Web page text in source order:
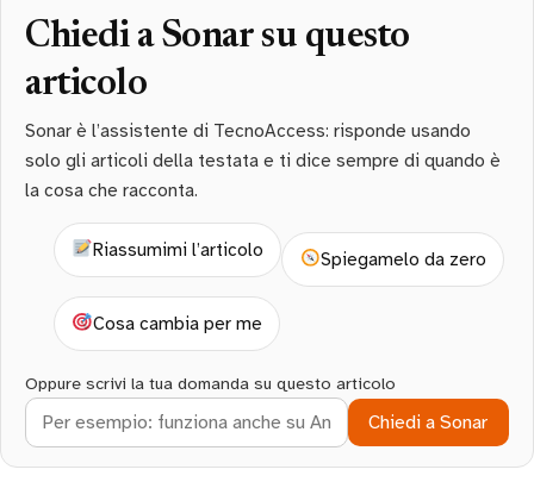
Chiedi a Sonar su questo
articolo
Sonar è l’assistente di TecnoAccess: risponde usando
solo gli articoli della testata e ti dice sempre di quando è
la cosa che racconta.
Riassumimi l’articolo Spiegamelo da zero
Cosa cambia per me
Oppure scrivi la tua domanda su questo articolo
Chiedi a Sonar